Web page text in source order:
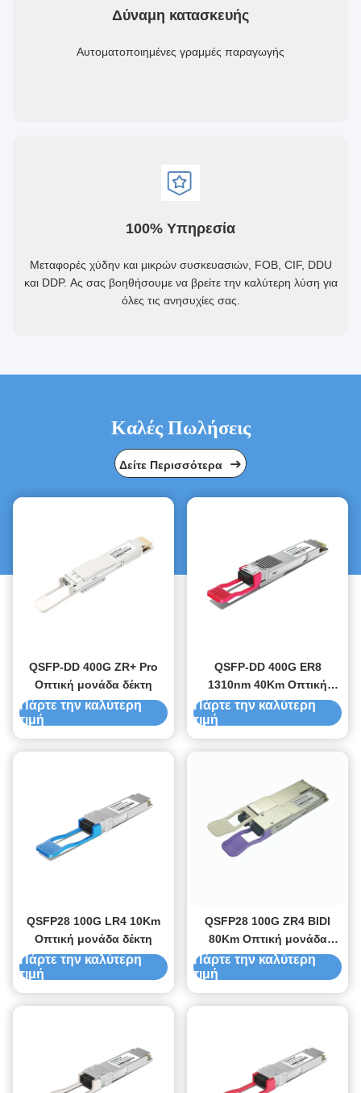
Δύναμη κατασκευής
Αυτοματοποιημένες γραμμές παραγωγής
100% Υπηρεσία
Μεταφορές χύδην και μικρών συσκευασιών, FOB, CIF, DDU
και DDP. Ας σας βοηθήσουμε να βρείτε την καλύτερη λύση για
όλες τις ανησυχίες σας.
Καλές Πωλήσεις
Δείτε Περισσότερα
QSFP-DD 400G ZR+ Pro
Οπτική μονάδα δέκτη
Πάρτε την καλύτερη
τιμή
QSFP-DD 400G ER8
1310nm 40Km Οπτική
μονάδα δέκτη
Πάρτε την καλύτερη
τιμή
QSFP28 100G LR4 10Km
Οπτική μονάδα δέκτη
Πάρτε την καλύτερη
τιμή
QSFP28 100G ZR4 BIDI
80Km Οπτική μονάδα
δέκτη
Πάρτε την καλύτερη
τιμή